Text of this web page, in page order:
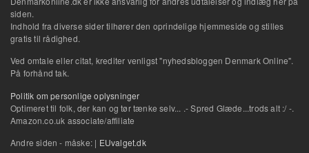
siden.
Indhold fra diverse sider tilhører den oprindelige hjemmeside og stilles
gratis til rådighed.
Ved omtale eller citat, krediter venligst "nyhedsbloggen Denmark Online".
På forhånd tak.
Politik om personlige oplysninger
Optimeret til folk, der kan og tør tænke selv... .- Spred Glæde...trods alt :/ -.
Amazon.co.uk associate/affiliate
Andre siden - måske: | EUvalget.dk